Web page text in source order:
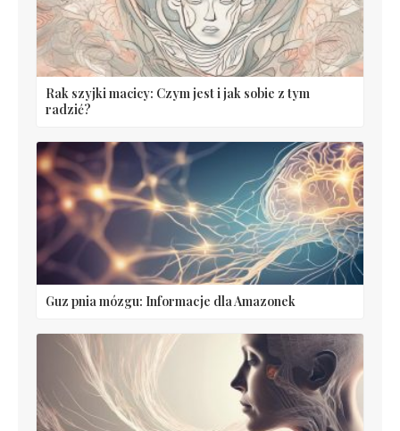
Rak szyjki macicy: Czym jest i jak sobie z tym
radzić?
Guz pnia mózgu: Informacje dla Amazonek